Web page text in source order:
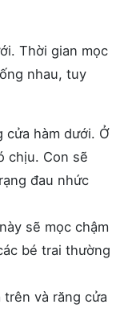
Thời gian mọc
nhau, tuy
cửa hàm dưới. Ở
chịu. Con sẽ
đau nhức
sẽ mọc chậm
bé trai thường
và răng cửa